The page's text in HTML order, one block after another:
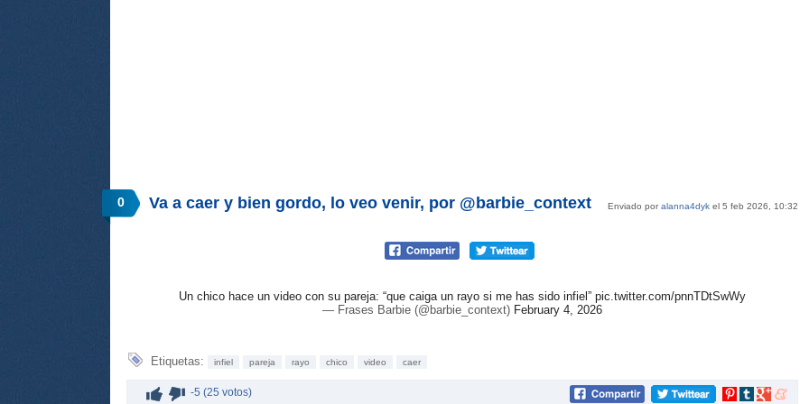
0 Enviado poralanna4dyk el 5 feb 2026, 10:32
Va a caer y bien gordo, lo veo venir, por @barbie_context
Un chico hace un video con su pareja: “que caiga un rayo si me has sido infiel” pic.twitter.com/pnnTDtSwWy
— Frases Barbie (@barbie_context) February 4, 2026
Etiquetas: infiel pareja rayo chico video caer
-5 (25 votos)
Compartir
Compartir
Compartir